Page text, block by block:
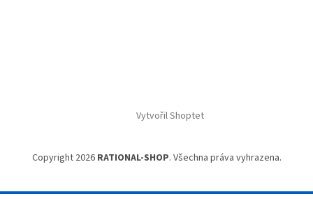
Vytvořil Shoptet
Copyright 2026 RATIONAL-SHOP. Všechna práva vyhrazena.